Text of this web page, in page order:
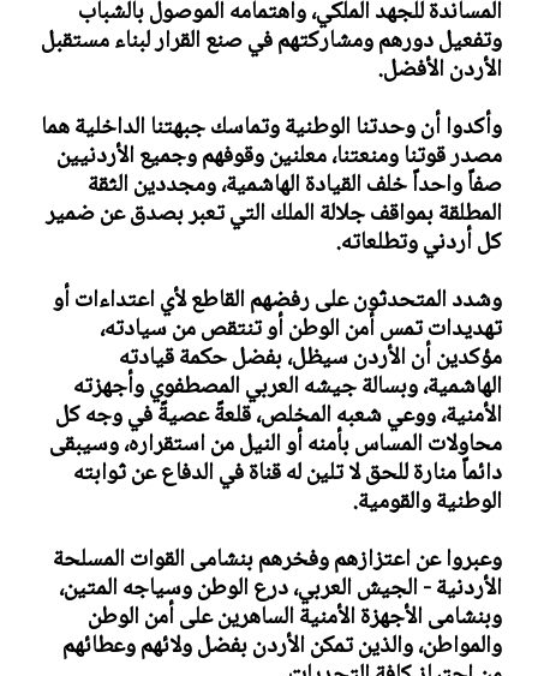
المساندة للجهد الملكي، واهتمامه الموصول بالشباب
وتفعيل دورهم ومشاركتهم في صنع القرار لبناء مستقبل
الأردن الأفضل.
وأكدوا أن وحدتنا الوطنية وتماسك جبهتنا الداخلية هما
مصدر قوتنا ومنعتنا، معلنين وقوفهم وجميع الأردنيين
صفاً واحداً خلف القيادة الهاشمية، ومجددين الثقة
المطلقة بمواقف جلالة الملك التي تعبر بصدق عن ضمير
كل أردني وتطلعاته.
وشدد المتحدثون على رفضهم القاطع لأي اعتداءات أو
تهديدات تمس أمن الوطن أو تنتقص من سيادته،
مؤكدين أن الأردن سيظل، بفضل حكمة قيادته
الهاشمية، وبسالة جيشه العربي المصطفوي وأجهزته
الأمنية، ووعي شعبه المخلص، قلعةً عصيةً في وجه كل
محاولات المساس بأمنه أو النيل من استقراره، وسيبقى
دائماً منارة للحق لا تلين له قناة في الدفاع عن ثوابته
الوطنية والقومية.
وعبروا عن اعتزازهم وفخرهم بنشامى القوات المسلحة
الأردنية - الجيش العربي، درع الوطن وسياجه المتين،
وبنشامى الأجهزة الأمنية الساهرين على أمن الوطن
والمواطن، والذين تمكن الأردن بفضل ولائهم وعطائهم